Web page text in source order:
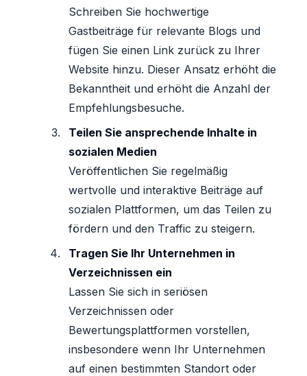
Schreiben Sie hochwertige
Gastbeiträge für relevante Blogs und
fügen Sie einen Link zurück zu Ihrer
Website hinzu. Dieser Ansatz erhöht die
Bekanntheit und erhöht die Anzahl der
Empfehlungsbesuche.
Teilen Sie ansprechende Inhalte in
sozialen Medien
Veröffentlichen Sie regelmäßig
wertvolle und interaktive Beiträge auf
sozialen Plattformen, um das Teilen zu
fördern und den Traffic zu steigern.
Tragen Sie Ihr Unternehmen in
Verzeichnissen ein
Lassen Sie sich in seriösen
Verzeichnissen oder
Bewertungsplattformen vorstellen,
insbesondere wenn Ihr Unternehmen
auf einen bestimmten Standort oder